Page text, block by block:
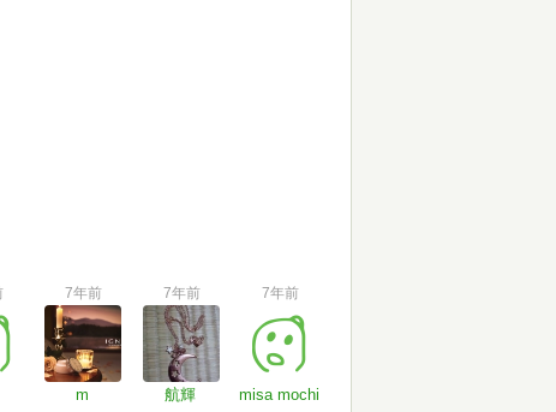
7年前
m
7年前
航輝
7年前
misa mochi